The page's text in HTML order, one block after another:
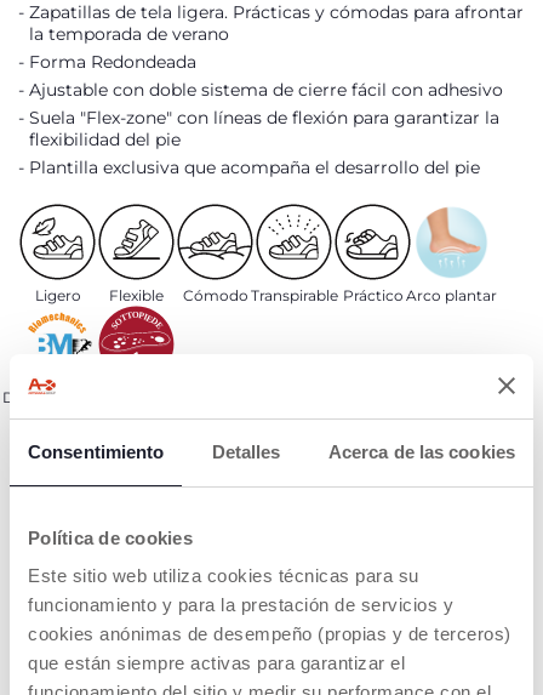
Consentimiento Detalles Acerca de las cookies
Política de cookies
Este sitio web utiliza cookies técnicas para su
funcionamiento y para la prestación de servicios y
cookies anónimas de desempeño (propias y de terceros)
que están siempre activas para garantizar el
Avísame
Avísame
Zapatillas de tela ligera. Prácticas y cómodas para afrontar
la temporada de verano
Forma Redondeada
Ajustable con doble sistema de cierre fácil con adhesivo
Suela "Flex-zone" con líneas de flexión para garantizar la
flexibilidad del pie
Plantilla exclusiva que acompaña el desarrollo del pie
Ligero Flexible Cómodo Transpirable Práctico Arco plantar
Diseñado junto
a BM LAB
DETALLES DEL PRODUCTO
Buscar una tienda